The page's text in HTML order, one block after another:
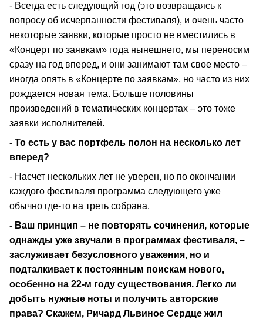
- Всегда есть следующий год (это возвращаясь к
вопросу об исчерпанности фестиваля), и очень часто
некоторые заявки, которые просто не вместились в
«Концерт по заявкам» года нынешнего, мы переносим
сразу на год вперед, и они занимают там свое место –
иногда опять в «Концерте по заявкам», но часто из них
рождается новая тема. Больше половины
произведений в тематических концертах – это тоже
заявки исполнителей.
- То есть у вас портфель полон на несколько лет
вперед?
- Насчет нескольких лет не уверен, но по окончании
каждого фестиваля программа следующего уже
обычно где-то на треть собрана.
- Ваш принцип – не повторять сочинения, которые
однажды уже звучали в программах фестиваля, –
заслуживает безусловного уважения, но и
подталкивает к постоянным поискам нового,
особенно на 22-м году существования. Легко ли
добыть нужные ноты и получить авторские
права? Скажем, Ричард Львиное Сердце жил